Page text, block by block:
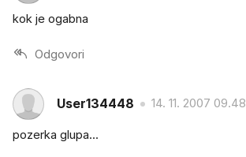
kok je ogabna
Odgovori
User134448 14. 11. 2007 09.48
pozerka glupa...